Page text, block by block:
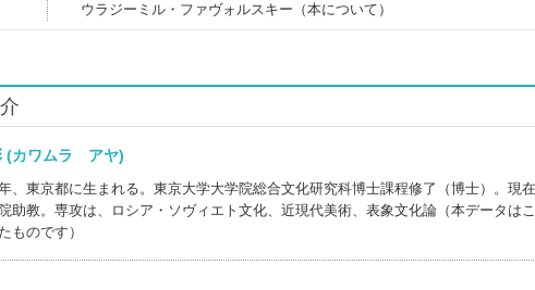
ウラジーミル・ファヴォルスキー（本について）
(カワムラ アヤ)
、東京都に生まれる。東京大学大学院総合文化研究科博士課程修了（博士）。現
助教。専攻は、ロシア・ソヴィエト文化、近現代美術、表象文化論（本データは
ものです）